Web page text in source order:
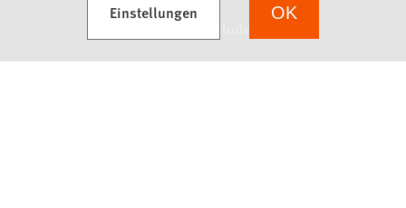
Einstellungen
(Öffnet in einem neuen Tab) OK